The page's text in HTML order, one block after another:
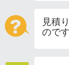
見積
ので